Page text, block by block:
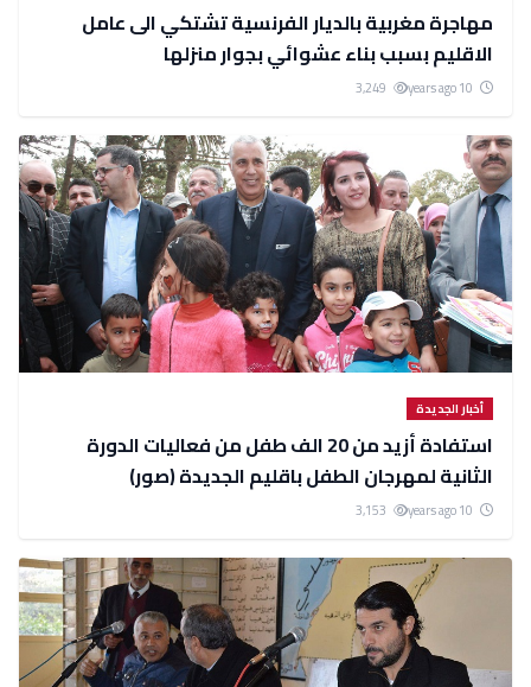
مهاجرة مغربية بالديار الفرنسية تشتكي الى عامل
الاقليم بسبب بناء عشوائي بجوار منزلها
أخبار الجديدة
استفادة أزيد من 20 الف طفل من فعاليات الدورة
الثانية لمهرجان الطفل باقليم الجديدة (صور)